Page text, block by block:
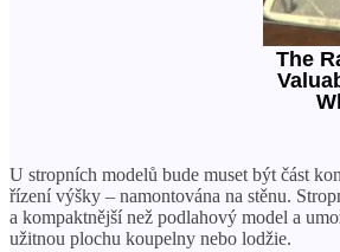
U stropních modelů bude muset být část
řízení výšky – namontována na stěnu.
a kompaktnější než podlahový model a
užitnou plochu koupelny nebo lodžie.